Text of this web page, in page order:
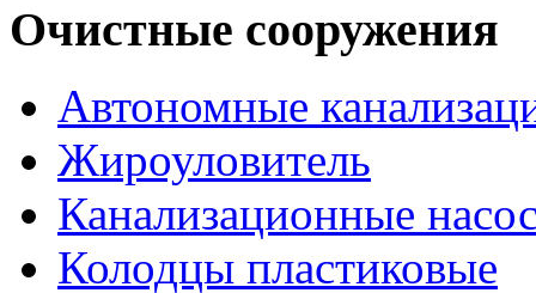
Очистные сооружения
Автономные
Жироуловитель
Канализационные
Колодцы пластиковые